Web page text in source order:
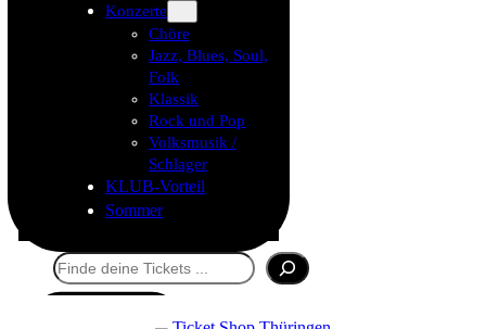
Konzerte
Chöre
Jazz, Blues, Soul,
Folk
Klassik
Rock und Pop
Volksmusik /
Schlager
KLUB-Vorteil
Sommer
Suchen